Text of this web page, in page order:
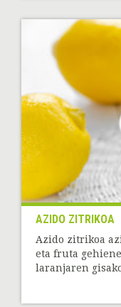
AZIDO ZITRIKOA
Azido zitrikoa
eta fruta
laranjaren